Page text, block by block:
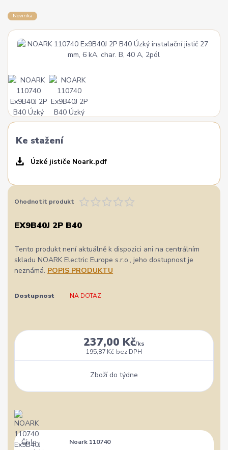
Novinka
Ke stažení
Úzké jističe Noark.pdf
Ohodnotit produkt
EX9B40J 2P B40
Tento produkt není aktuálně k dispozici ani na centrálním
skladu NOARK Electric Europe s.r.o., jeho dostupnost je
neznámá. POPIS PRODUKTU
Dostupnost NA DOTAZ
237,00 Kč/ks
195,87 Kč bez DPH
Zboží do týdne
Číslo
Noark 110740